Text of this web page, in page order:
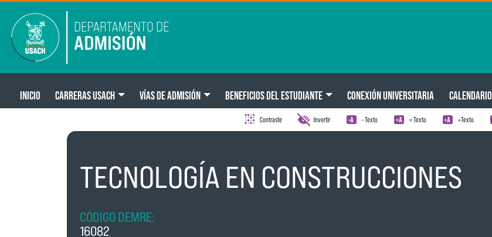
Main navigation
INICIO CARRERAS USACH VÍAS DE ADMISIÓN BENEFICIOS DEL ESTUDIANTE CONEXIÓN UNIVERSITARIA CALENDARIO
Contraste Invertir - Texto = Texto +Texto
TECNOLOGÍA EN CONSTRUCCIONES
CÓDIGO DEMRE:
16082